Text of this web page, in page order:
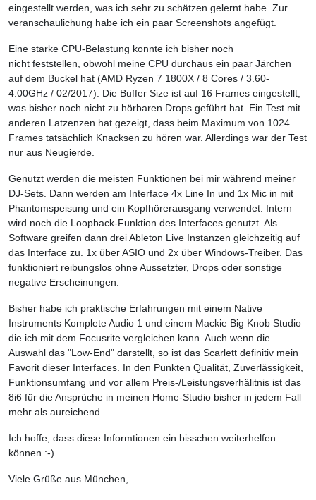
eingestellt werden, was ich sehr zu schätzen gelernt habe. Zur
veranschaulichung habe ich ein paar Screenshots angefügt.
Eine starke CPU-Belastung konnte ich bisher noch
nicht feststellen, obwohl meine CPU durchaus ein paar Järchen
auf dem Buckel hat (AMD Ryzen 7 1800X / 8 Cores / 3.60-
4.00GHz / 02/2017). Die Buffer Size ist auf 16 Frames eingestellt,
was bisher noch nicht zu hörbaren Drops geführt hat. Ein Test mit
anderen Latzenzen hat gezeigt, dass beim Maximum von 1024
Frames tatsächlich Knacksen zu hören war. Allerdings war der Test
nur aus Neugierde.
Genutzt werden die meisten Funktionen bei mir während meiner
DJ-Sets. Dann werden am Interface 4x Line In und 1x Mic in mit
Phantomspeisung und ein Kopfhörerausgang verwendet. Intern
wird noch die Loopback-Funktion des Interfaces genutzt. Als
Software greifen dann drei Ableton Live Instanzen gleichzeitig auf
das Interface zu. 1x über ASIO und 2x über Windows-Treiber. Das
funktioniert reibungslos ohne Aussetzter, Drops oder sonstige
negative Erscheinungen.
Bisher habe ich praktische Erfahrungen mit einem Native
Instruments Komplete Audio 1 und einem Mackie Big Knob Studio
die ich mit dem Focusrite vergleichen kann. Auch wenn die
Auswahl das "Low-End" darstellt, so ist das Scarlett definitiv mein
Favorit dieser Interfaces. In den Punkten Qualität, Zuverlässigkeit,
Funktionsumfang und vor allem Preis-/Leistungsverhälitnis ist das
8i6 für die Ansprüche in meinen Home-Studio bisher in jedem Fall
mehr als aureichend.
Ich hoffe, dass diese Informtionen ein bisschen weiterhelfen
können :-)
Viele Grüße aus München,